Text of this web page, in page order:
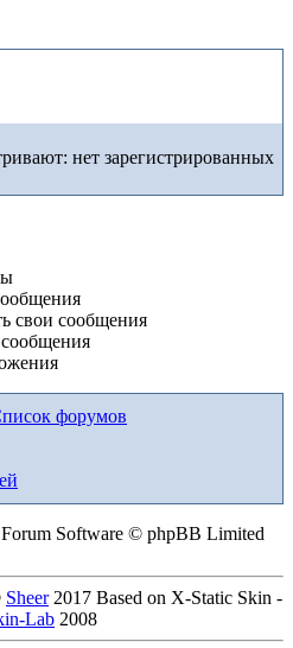
нет зарегистрированных
свои сообщения
сообщения
форумов
Software © phpBB Limited
Sheer2017 Based on X-Static Skin -
Lab 2008